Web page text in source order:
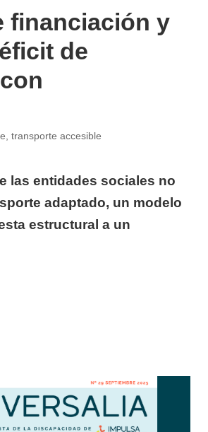
financiación y
de
,transporte accesible
las entidades sociales no
adaptado, un modelo
estructural a un
y soluciones reales ante el déficit